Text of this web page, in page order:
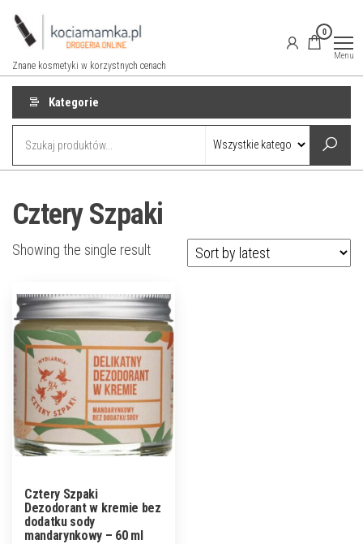
Przejdź
Znane kosmetyki w korzystnych cenach
0
Menu
Kategorie
Cztery Szpaki
Showing the single result
Cztery Szpaki
Dezodorant w kremie bez
dodatku sody
mandarynkowy – 60 ml